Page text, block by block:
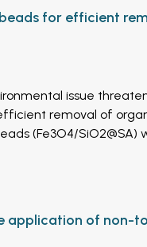
for efficient
issue
removal of
(Fe3O4/SiO2@SA)
ion-crosslinking
℃, pH 9, 100 mg/L initial
application of non-